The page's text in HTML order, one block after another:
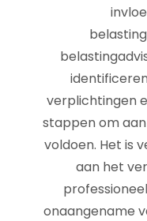
verplichtingen
stappen om
voldoen. Het is
aan het
onaangename